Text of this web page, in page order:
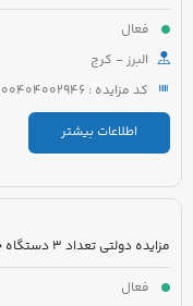
فعال
البرز - کرج
کد مزایده : 5821400404002946
اطلاعات بیشتر
مزایده دولتی تعداد 3 دستگاه خودرو سواری
فعال